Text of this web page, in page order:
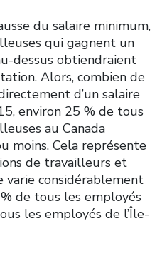
du salaire minimum,
qui gagnent un
dessus obtiendraient
Alors, combien de
d’un salaire
environ 25 % de tous
au Canada
moins. Cela représente
de travailleurs et
varie considérablement
de tous les employés
les employés de l’Île-